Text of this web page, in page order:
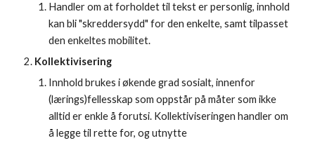
Handler om at forholdet til tekst er personlig, innhold
kan bli "skreddersydd" for den enkelte, samt tilpasset
den enkeltes mobilitet.
Kollektivisering
Innhold brukes i økende grad sosialt, innenfor
(lærings)fellesskap som oppstår på måter som ikke
alltid er enkle å forutsi. Kollektiviseringen handler om
å legge til rette for, og utnytte